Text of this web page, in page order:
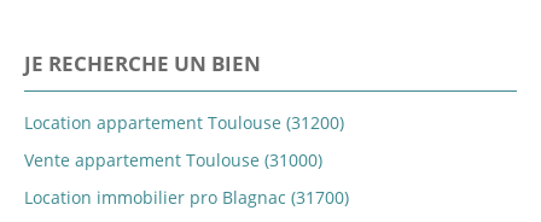
JE RECHERCHE UN BIEN
Location appartement Toulouse (31200)
Vente appartement Toulouse (31000)
Location immobilier pro Blagnac (31700)